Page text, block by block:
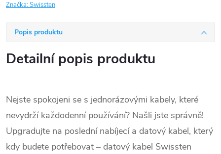
Značka:Swissten
Popis produktu
Detailní popis produktu
Nejste spokojeni se s jednorázovými kabely, které
nevydrží každodenní používání? Našli jste správně!
Upgradujte na poslední nabíjecí a datový kabel, který
kdy budete potřebovat – datový kabel Swissten